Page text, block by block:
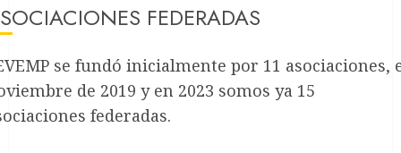
FEDERADAS
se fundó inicialmente por 11 asociaciones,
de 2019 y en 2023 somos ya 15
federadas.